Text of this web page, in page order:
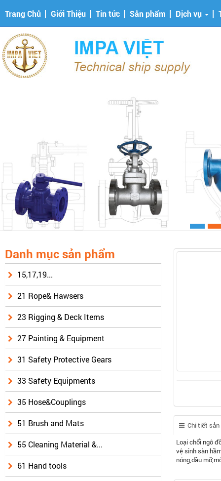
Trang Chủ Giới Thiệu Tin tức Sản phẩm Dịch vụ
Danh mục sản phẩm
15,17,19...
21 Rope& Hawsers
23 Rigging & Deck Items
27 Painting & Equipment
31 Safety Protective Gears
33 Safety Equipments
35 Hose&Couplings
51 Brush and Mats
55 Cleaning Material &...
61 Hand tools
Chi tiết sản
Loại chổi ngô
vệ sinh sàn
nóng,dầu